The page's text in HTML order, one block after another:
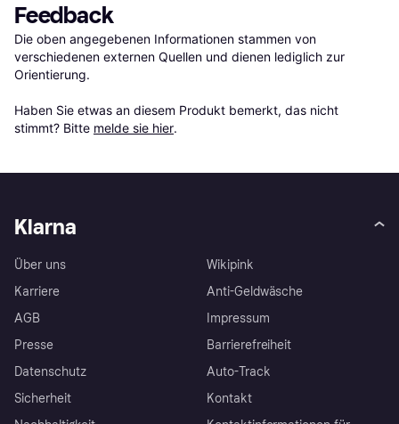
Feedback
Die oben angegebenen Informationen stammen von
verschiedenen externen Quellen und dienen lediglich zur
Orientierung.
Haben Sie etwas an diesem Produkt bemerkt, das nicht
stimmt? Bitte melde sie hier.
Klarna
Über uns
Karriere
AGB
Presse
Datenschutz
Sicherheit
Wikipink
Anti-Geldwäsche
Impressum
Barrierefreiheit
Auto-Track
Kontakt